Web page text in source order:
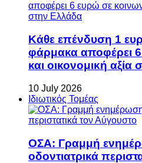
Κάθε επένδυση 1
φάρμακα αποφέρει
και οικονομική
10 July 2026
Ιδιωτικός Τομέας
ΟΣΑ: Γραμμή
οδοντιατρικά